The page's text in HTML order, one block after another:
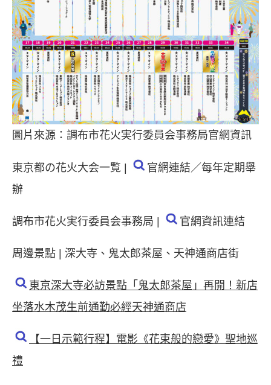
圖片來源：調布市花火実行委員会事務局官網資訊
東京都の花火大会一覧 | 官網連結 ／每年定期舉
辦
調布市花火実行委員会事務局 | 官網資訊連結
周邊景點 | 深大寺、鬼太郎茶屋、天神通商店街
東京深大寺必訪景點「鬼太郎茶屋」再開！新店
坐落水木茂生前通勤必經天神通商店
【一日示範行程】電影《花束般的戀愛》聖地巡
禮